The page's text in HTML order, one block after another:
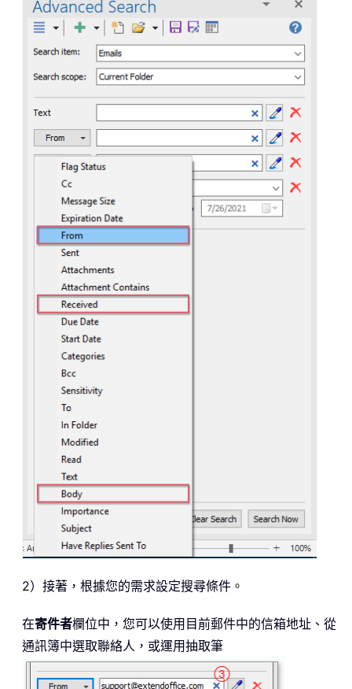
2）接著，根據您的需求設定搜尋條件。
在寄件者欄位中，您可以使用目前郵件中的信箱地址、從
通訊簿中選取聯絡人，或運用抽取筆